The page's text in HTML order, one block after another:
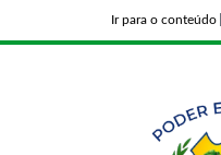
Ir para o conteúdo